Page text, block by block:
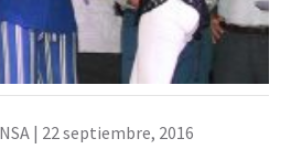
| 22 septiembre, 2016